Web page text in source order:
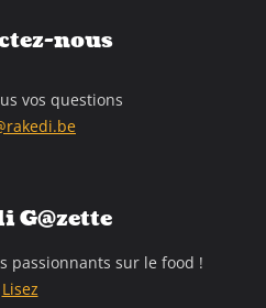
nous
vos questions
G@zette
passionnants sur le food !
Lisez